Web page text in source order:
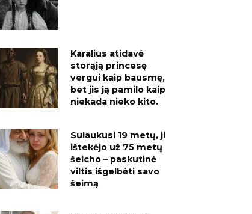
Karalius atidavė
storąją princesę
vergui kaip bausmę,
bet jis ją pamilo kaip
niekada nieko kito.
Sulaukusi 19 metų, ji
ištekėjo už 75 metų
šeicho – paskutinė
viltis išgelbėti savo
šeimą